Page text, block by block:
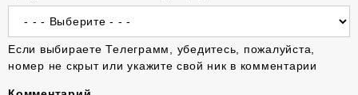
Если выбираете Телеграмм, убедитесь, пожалуйста,
номер не скрыт или укажите свой ник в комментарии